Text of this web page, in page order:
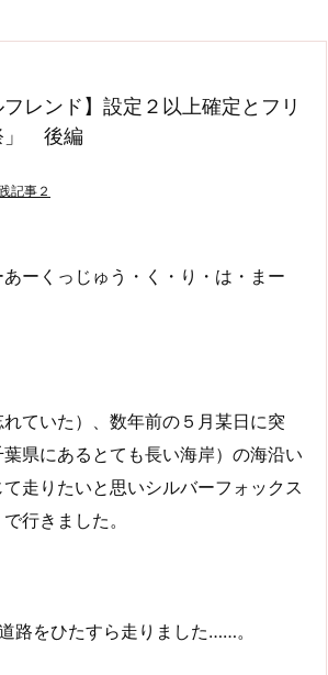
フレンド】設定２以上確定とフリ
」 後編
記事２
ーくっじゅう・く・り・は・まー
ていた）、数年前の５月某日に突
県にあるとても長い海岸）の海沿い
走りたいと思いシルバーフォックス
行きました。
路をひたすら走りました……。